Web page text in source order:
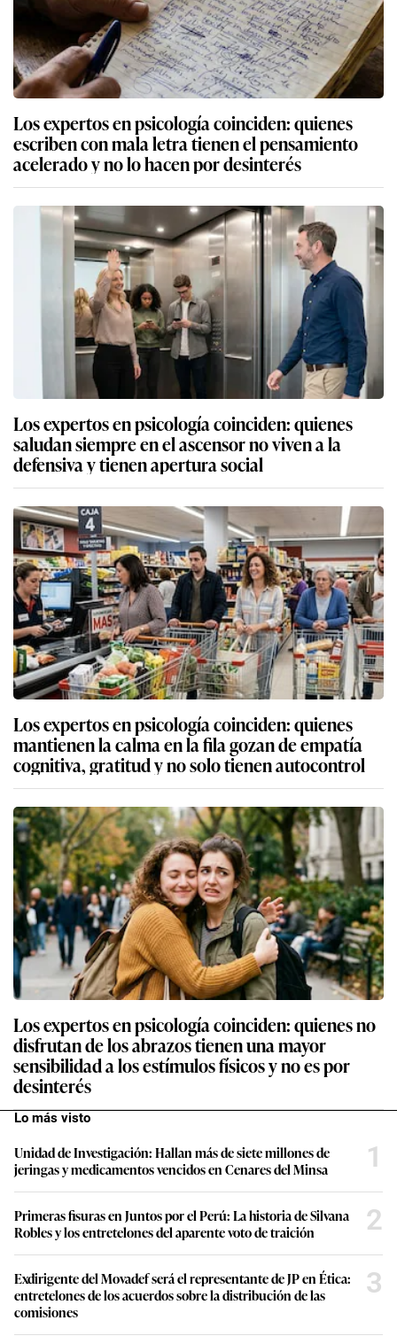
Los expertos en psicología coinciden: quienes
escriben con mala letra tienen el pensamiento
acelerado y no lo hacen por desinterés
Los expertos en psicología coinciden: quienes
saludan siempre en el ascensor no viven a la
defensiva y tienen apertura social
Los expertos en psicología coinciden: quienes
mantienen la calma en la fila gozan de empatía
cognitiva, gratitud y no solo tienen autocontrol
Los expertos en psicología coinciden: quienes no
disfrutan de los abrazos tienen una mayor
sensibilidad a los estímulos físicos y no es por
desinterés
Lo más visto
Unidad de Investigación: Hallan más de siete millones de
jeringas y medicamentos vencidos en Cenares del Minsa
1
Primeras fisuras en Juntos por el Perú: La historia de Silvana
Robles y los entretelones del aparente voto de traición
2
Exdirigente del Movadef será el representante de JP en Ética:
entretelones de los acuerdos sobre la distribución de las
comisiones
3